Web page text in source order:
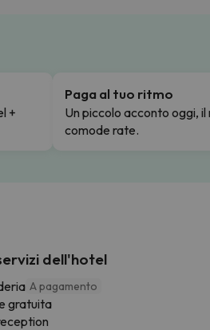
+
Paga al tuo ritmo
Un piccolo acconto oggi, il
comode rate.
dell'hotel
A pagamento
gratuita